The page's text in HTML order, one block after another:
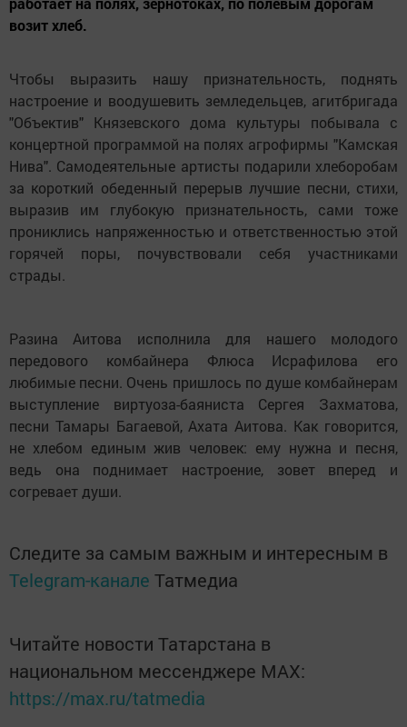
возит хлеб.
Чтобы выразить нашу признательность, поднять
настроение и воодушевить земледельцев, агитбригада
"Объектив" Князевского дома культуры побывала с
концертной программой на полях агрофирмы "Камская
Нива". Самодеятельные артисты подарили хлеборобам
за короткий обеденный перерыв лучшие песни, стихи,
выразив им глубокую признательность, сами тоже
прониклись напряженностью и ответственностью этой
горячей поры, почувствовали себя участниками
страды.
Разина Аитова исполнила для нашего молодого
передового комбайнера Флюса Исрафилова его
любимые песни. Очень пришлось по душе комбайнерам
выступление виртуоза-баяниста Сергея Захматова,
песни Тамары Багаевой, Ахата Аитова. Как говорится,
не хлебом единым жив человек: ему нужна и песня,
ведь она поднимает настроение, зовет вперед и
согревает души.
Следите за самым важным и интересным в
Telegram-канале Татмедиа
Читайте новости Татарстана в
национальном мессенджере MАХ:
https://max.ru/tatmedia